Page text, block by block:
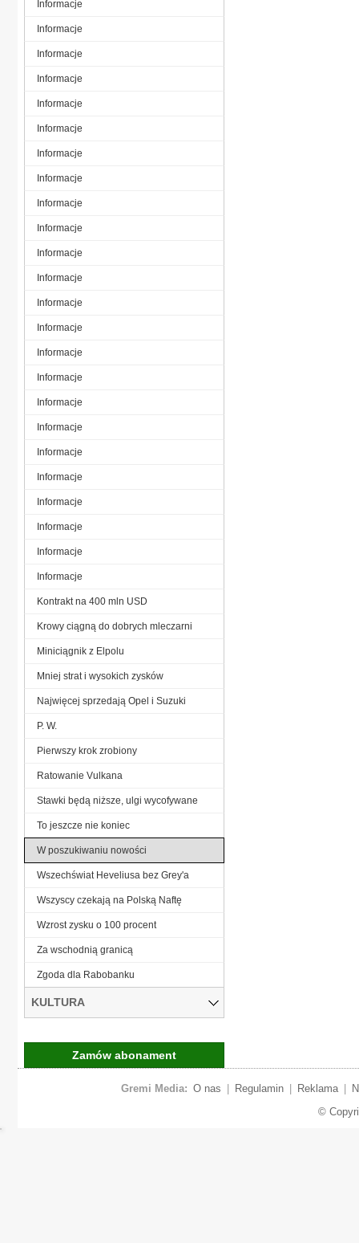
Informacje
Informacje
Informacje
Informacje
Informacje
Informacje
Informacje
Informacje
Informacje
Informacje
Informacje
Informacje
Informacje
Informacje
Informacje
Informacje
Informacje
Informacje
Informacje
Informacje
Informacje
Informacje
Informacje
Informacje
Kontrakt na 400 mln USD
Krowy ciągną do dobrych mleczarni
Miniciągnik z Elpolu
Mniej strat i wysokich zysków
Najwięcej sprzedają Opel i Suzuki
P. W.
Pierwszy krok zrobiony
Ratowanie Vulkana
Stawki będą niższe, ulgi wycofywane
To jeszcze nie koniec
W poszukiwaniu nowości
Wszechświat Heveliusa bez Grey'a
Wszyscy czekają na Polską Naftę
Wzrost zysku o 100 procent
Za wschodnią granicą
Zgoda dla Rabobanku
KULTURA
Zamów abonament
Gremi Media: O nas Regulamin Reklama
©